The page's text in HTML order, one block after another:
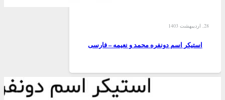
28, اردیبهشت 1403
استیکر اسم دونفره محمد و نعیمه – فارسی